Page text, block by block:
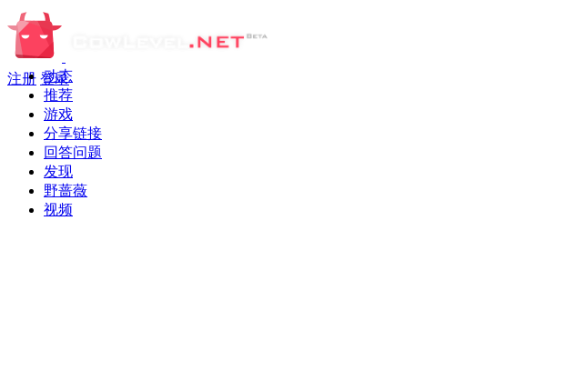
注册 登录
动态
推荐
游戏
分享链接
回答问题
发现
野蔷薇
视频